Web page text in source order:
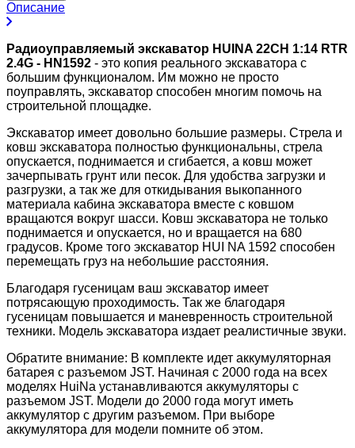
Описание
Радиоуправляемый экскаватор HUINA 22CH 1:14 RTR
2.4G - HN1592 - это копия реального экскаватора с
большим функционалом. Им можно не просто
поуправлять, экскаватор способен многим помочь на
строительной площадке.
Экскаватор имеет довольно большие размеры. Стрела и
ковш экскаватора полностью функциональны, стрела
опускается, поднимается и сгибается, а ковш может
зачерпывать грунт или песок. Для удобства загрузки и
разгрузки, а так же для откидывания выкопанного
материала кабина экскаватора вместе с ковшом
вращаются вокруг шасси. Ковш экскаватора не только
поднимается и опускается, но и вращается на 680
градусов. Кроме того экскаватор HUI NA 1592 способен
перемещать груз на небольшие расстояния.
Благодаря гусеницам ваш экскаватор имеет
потрясающую проходимость. Так же благодаря
гусеницам повышается и маневренность строительной
техники. Модель экскаватора издает реалистичные звуки.
Обратите внимание: В комплекте идет аккумуляторная
батарея с разъемом JST. Начиная с 2000 года на всех
моделях HuiNa устанавливаются аккумуляторы с
разъемом JST. Модели до 2000 года могут иметь
аккумулятор с другим разъемом. При выборе
аккумулятора для модели помните об этом.